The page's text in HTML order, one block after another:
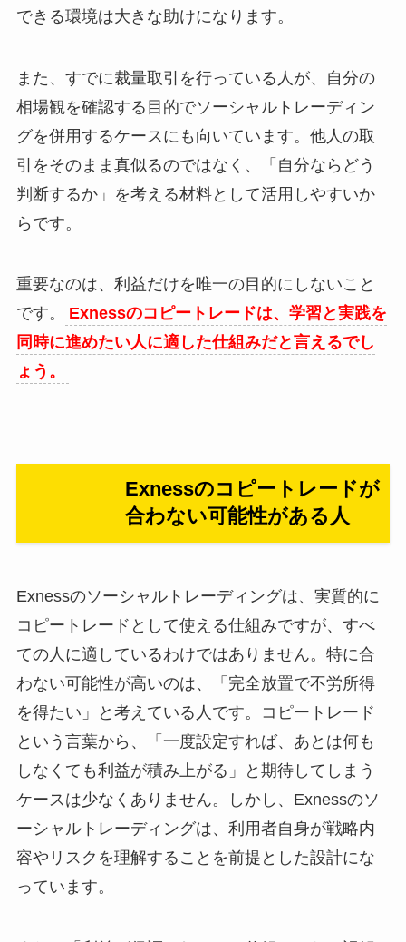
できる環境は大きな助けになります。
また、すでに裁量取引を行っている人が、自分の
相場観を確認する目的でソーシャルトレーディン
グを併用するケースにも向いています。他人の取
引をそのまま真似るのではなく、「自分ならどう
判断するか」を考える材料として活用しやすいか
らです。
重要なのは、利益だけを唯一の目的にしないこと
です。
Exnessのコピートレードは、学習と実践を
同時に進めたい人に適した仕組みだと言えるでし
ょう。
Exnessのコピートレードが
合わない可能性がある人
Exnessのソーシャルトレーディングは、実質的に
コピートレードとして使える仕組みですが、すべ
ての人に適しているわけではありません。特に合
わない可能性が高いのは、「完全放置で不労所得
を得たい」と考えている人です。コピートレード
という言葉から、「一度設定すれば、あとは何も
しなくても利益が積み上がる」と期待してしまう
ケースは少なくありません。しかし、Exnessのソ
ーシャルトレーディングは、利用者自身が戦略内
容やリスクを理解することを前提とした設計にな
っています。